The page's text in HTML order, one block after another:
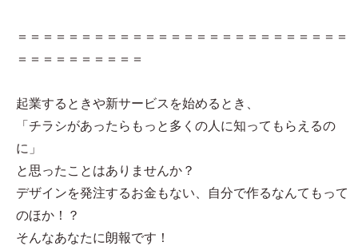
＝＝＝＝＝＝＝＝＝＝＝＝＝＝＝＝＝＝＝＝＝＝＝＝＝＝
＝＝＝＝＝＝＝＝＝＝
起業するときや新サービスを始めるとき、
「チラシがあったらもっと多くの人に知ってもらえるの
に」
と思ったことはありませんか？
デザインを発注するお金もない、自分で作るなんてもって
のほか！？
そんなあなたに朗報です！